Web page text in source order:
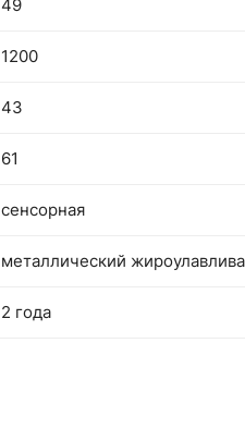
49
1200
43
61
сенсорная
металлический
2 года